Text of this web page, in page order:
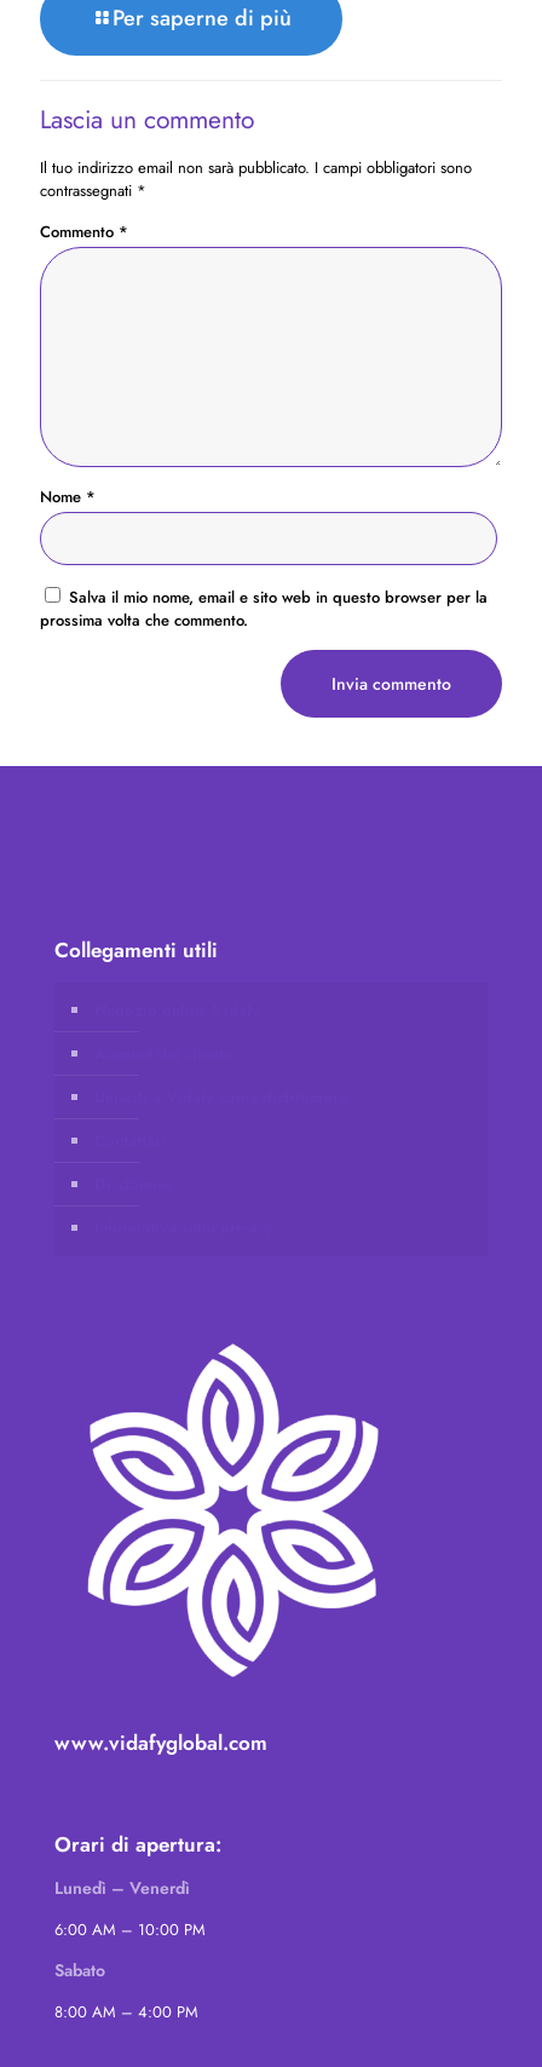
Per saperne di più
Lascia un commento
Il tuo indirizzo email non sarà pubblicato. I campi obbligatori sono
contrassegnati *
Commento *
Nome *
Salva il mio nome, email e sito web in questo browser per la
prossima volta che commento.
Collegamenti utili
www.vidafyglobal.com
Orari di apertura:
Lunedì – Venerdì
6:00 AM – 10:00 PM
Sabato
8:00 AM – 4:00 PM